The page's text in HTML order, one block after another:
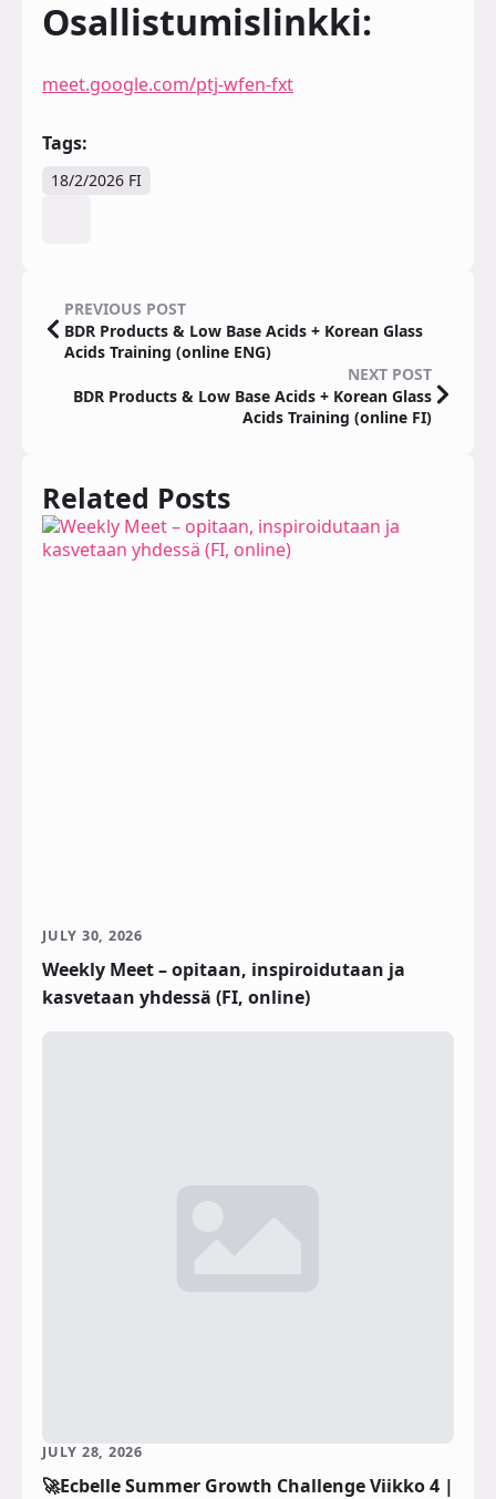
Osallistumislinkki:
meet.google.com/ptj-wfen-fxt
Tags:
18/2/2026 FI
PREVIOUS POST
BDR Products & Low Base Acids + Korean Glass
Acids Training (online ENG)
NEXT POST
BDR Products & Low Base Acids + Korean Glass
Acids Training (online FI)
Related Posts
Weekly Meet – opitaan, inspiroidutaan ja
kasvetaan yhdessä (FI, online)
JULY 30, 2026
🚀Ecbelle Summer Growth Challenge Viikko 4 |
JULY 28, 2026